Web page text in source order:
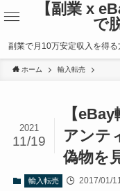
【副業 x
で
副業で月10万安定収入を得
ホーム 輸入転売
【
アンテ
偽物を
2021
11/19
輸入転売 2017/01/